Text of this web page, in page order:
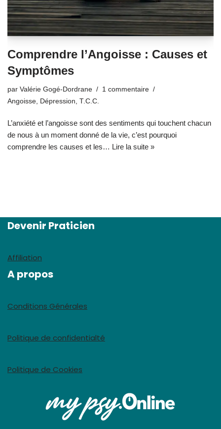
Comprendre l’Angoisse : Causes et
Symptômes
par Valérie Gogé-Dordrane
1 commentaire
Angoisse
Dépression T.C.C.
L’anxiété et l’angoisse sont des sentiments qui touchent chacun
de nous à un moment donné de la vie, c’est pourquoi
comprendre les causes et les… Lire la suite »
Devenir Praticien
Affiliation
A propos
Conditions Générales
Politique de confidentialté
Politique de Cookies